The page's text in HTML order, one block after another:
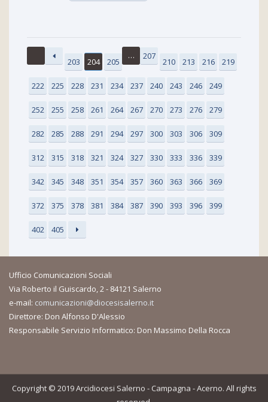
203 204 205
… 207
210 213 216 219
222 225 228 231 234 237 240 243 246 249
252 255 258 261 264 267 270 273 276 279
282 285 288 291 294 297 300 303 306 309
312 315 318 321 324 327 330 333 336 339
342 345 348 351 354 357 360 363 366 369
372 375 378 381 384 387 390 393 396 399
402 405
Ufficio Comunicazioni Sociali
Via Roberto il Guiscardo, 2 - 84121 Salerno
e-mail: comunicazioni@diocesisalerno.it
Direttore: Don Alfonso D'Alessio
Responsabile Servizio Informatico: Don Massimo Della Rocca
Copyright © 2019 Arcidiocesi Salerno - Campagna - Acerno. All rights